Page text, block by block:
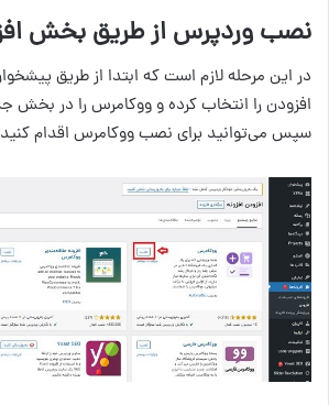
نصب وردپرس از طریق بخش
در این مرحله لازم است که ابتدا از طریق
افزودن را انتخاب کرده و ووکامرس را در بخش
سپس می‌توانید برای نصب ووکامرس اقدام